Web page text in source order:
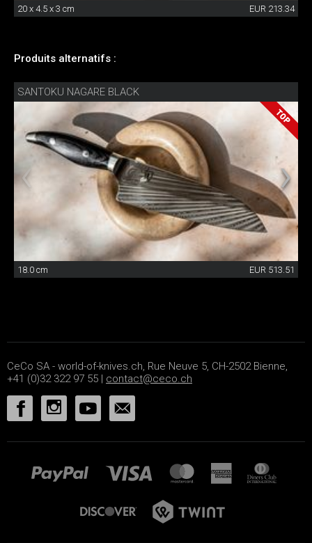
20 x 4.5 x 3 cm EUR 213.34
Produits alternatifs :
SANTOKU NAGARE BLACK
18.0 cm EUR 513.51
CeCo SA - world-of-knives.ch, Rue Neuve 5, CH-2502 Bienne,
+41 (0)32 322 97 55 | contact@ceco.ch